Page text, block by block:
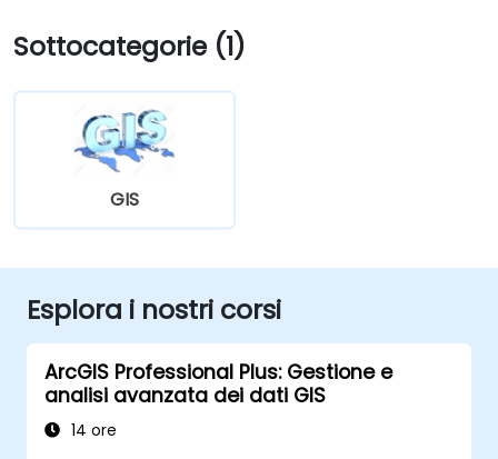
Sottocategorie (1)
GIS
Esplora i nostri corsi
ArcGIS Professional Plus: Gestione e
analisi avanzata dei dati GIS
14 ore